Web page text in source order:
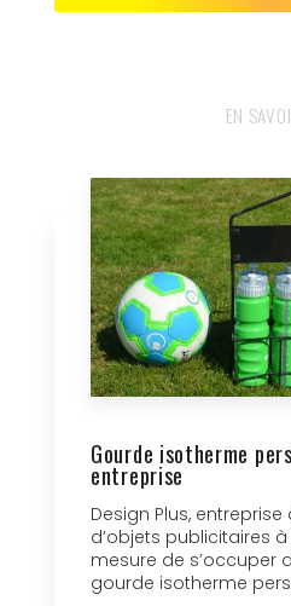
EN
Gourde isotherme
entreprise
Design Plus,
d’objets publicitaires à
mesure de s’occuper
gourde isotherme